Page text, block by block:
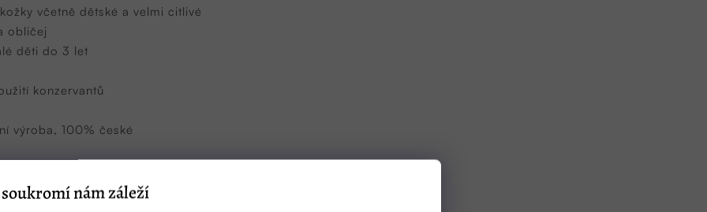
soukromí nám záleží
včetně dětské a velmi citlivé
obličej
děti do 3 let
konzervantů
výroba, 100% české